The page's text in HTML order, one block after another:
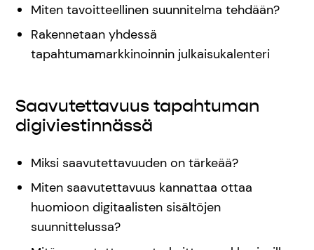
Miten tavoitteellinen suunnitelma tehdään?
Rakennetaan yhdessä
tapahtumamarkkinoinnin julkaisukalenteri
Saavutettavuus tapahtuman
digiviestinnässä
Miksi saavutettavuuden on tärkeää?
Miten saavutettavuus kannattaa ottaa
huomioon digitaalisten sisältöjen
suunnittelussa?